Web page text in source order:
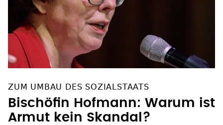
ZUM UMBAU DES SOZIALSTAATS
Bischöfin Hofmann: Warum ist
Armut kein Skandal?